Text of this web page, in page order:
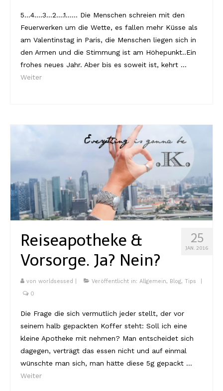
5…4….3…2….1…… Die Menschen schreien mit den
Feuerwerken um die Wette, es fallen mehr Küsse als
am Valentinstag in Paris, die Menschen liegen sich in
den Armen und die Stimmung ist am Höhepunkt..Ein
frohes neues Jahr. Aber bis es soweit ist, kehrt …
Weiter
25
JAN. 2016
Reiseapotheke &
Vorsorge. Ja? Nein?
von worldsessed Veröffentlicht in: Allgemein, Blog, Tips
0
Die Frage die sich vermutlich jeder stellt, der vor
seinem halb gepackten Koffer steht: Soll ich eine
kleine Apotheke mit nehmen? Man entscheidet sich
dagegen, verträgt das essen nicht und auf einmal
wünschte man sich, man hätte diese 5g gepackt …
Weiter